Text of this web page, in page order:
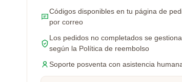
Códigos disponibles en tu página de
por correo
Los pedidos no completados se
según la Política de reembolso
Soporte posventa con asistencia